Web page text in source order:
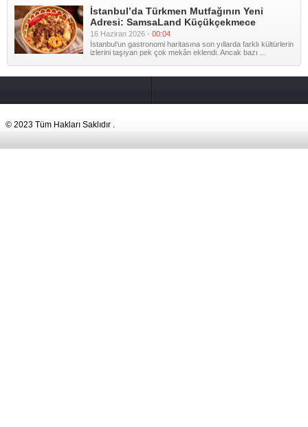
İstanbul’da Türkmen Mutfağının Yeni
Adresi: SamsaLand Küçükçekmece
16 Haziran 2026 - 00:04
İstanbul’un gastronomi haritasına son yıllarda farklı kültürlerin
izlerini taşıyan pek çok mekân eklendi. Ancak bazı ...
© 2023 Tüm Hakları Saklıdır .